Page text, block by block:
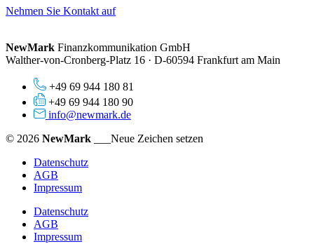
Nehmen Sie Kontakt auf
NewMark Finanzkommunikation GmbH
Walther-von-Cronberg-Platz 16 · D-60594 Frankfurt am Main
+49 69 944 180 81
+49 69 944 180 90
info@newmark.de
© 2026 NewMark ___Neue Zeichen setzen
Datenschutz
AGB
Impressum
Datenschutz
AGB
Impressum